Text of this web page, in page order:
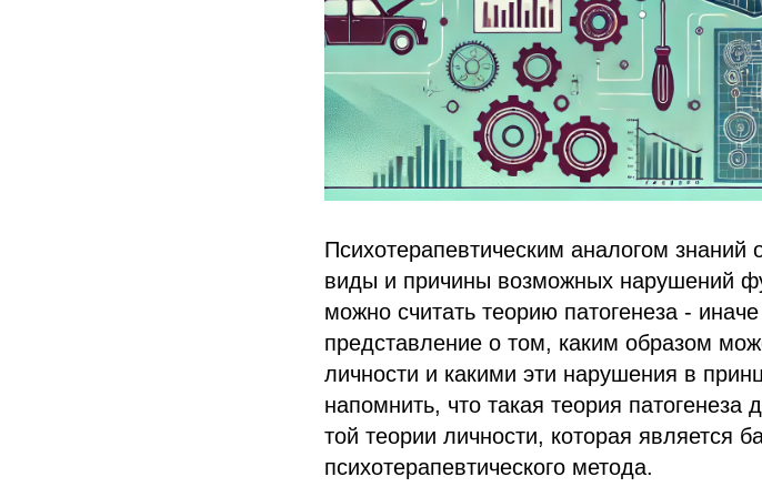
Психотерапевтическим аналогом
виды и причины возможных нарушений
можно считать теорию патогенеза -
представление о том, каким образом
личности и какими эти нарушения в
напомнить, что такая теория
той теории личности, которая является
психотерапевтического метода.